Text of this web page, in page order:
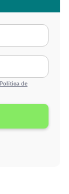
Política de